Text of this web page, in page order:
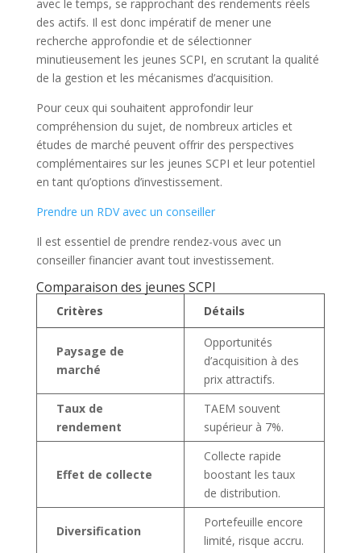
avec le temps, se rapprochant des rendements réels
des actifs. Il est donc impératif de mener une
recherche approfondie et de sélectionner
minutieusement les jeunes SCPI, en scrutant la qualité
de la gestion et les mécanismes d’acquisition.
Pour ceux qui souhaitent approfondir leur
compréhension du sujet, de nombreux articles et
études de marché peuvent offrir des perspectives
complémentaires sur les jeunes SCPI et leur potentiel
en tant qu’options d’investissement.
Prendre un RDV avec un conseiller
Il est essentiel de prendre rendez-vous avec un
conseiller financier avant tout investissement.
Comparaison des jeunes SCPI
Critères Détails
Paysage de
marché
Opportunités
d’acquisition à des
prix attractifs.
Taux de
rendement
TAEM souvent
supérieur à 7%.
Effet de collecte
Collecte rapide
boostant les taux
de distribution.
Diversification
Portefeuille encore
limité, risque accru.